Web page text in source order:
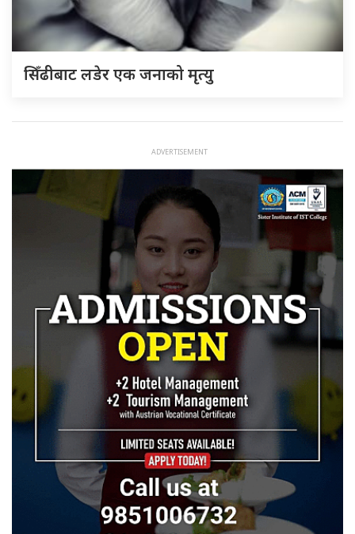
सिँढीबाट लडेर एक जनाको मृत्यु